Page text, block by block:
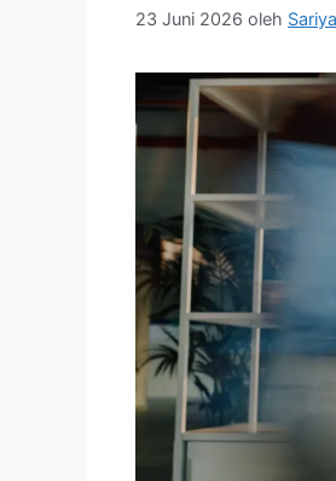
23 Juni 2026 oleh